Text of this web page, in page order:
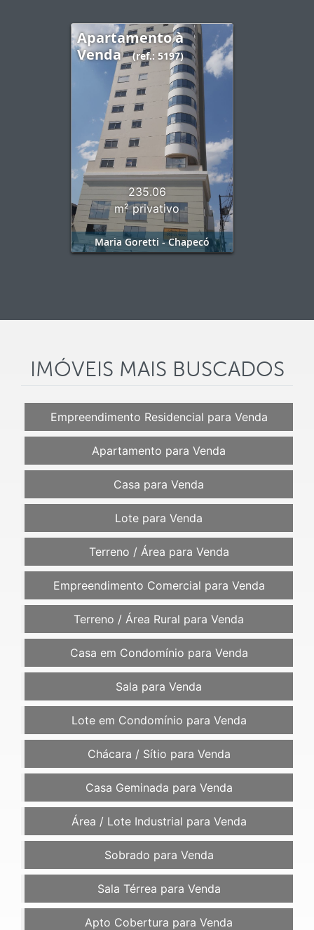
Apartamento à
Venda
(ref.: 5197)
235.06
m² privativo
Maria Goretti - Chapecó
IMÓVEIS MAIS BUSCADOS
Empreendimento Residencial para Venda
Apartamento para Venda
Casa para Venda
Lote para Venda
Terreno / Área para Venda
Empreendimento Comercial para Venda
Terreno / Área Rural para Venda
Casa em Condomínio para Venda
Sala para Venda
Lote em Condomínio para Venda
Chácara / Sítio para Venda
Casa Geminada para Venda
Área / Lote Industrial para Venda
Sobrado para Venda
Sala Térrea para Venda
Apto Cobertura para Venda